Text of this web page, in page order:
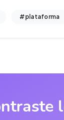
#plataforma